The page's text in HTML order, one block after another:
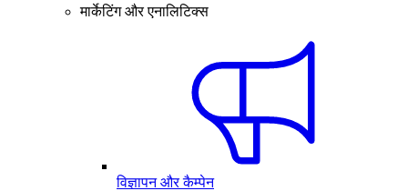
मार्केटिंग और एनालिटिक्स
विज्ञापन और कैम्पेन